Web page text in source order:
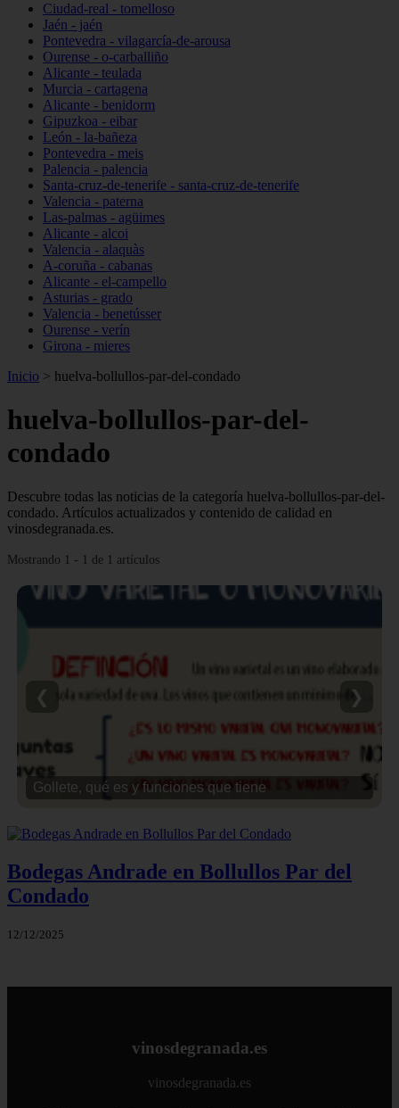
Ciudad-real - tomelloso
Jaén - jaén
Pontevedra - vilagarcía-de-arousa
Ourense - o-carballiño
Alicante - teulada
Murcia - cartagena
Alicante - benidorm
Gipuzkoa - eibar
León - la-bañeza
Pontevedra - meis
Palencia - palencia
Santa-cruz-de-tenerife - santa-cruz-de-tenerife
Valencia - paterna
Las-palmas - agüimes
Alicante - alcoi
Valencia - alaquàs
A-coruña - cabanas
Alicante - el-campello
Asturias - grado
Valencia - benetússer
Ourense - verín
Girona - mieres
Inicio > huelva-bollullos-par-del-condado
huelva-bollullos-par-del-
condado
Descubre todas las noticias de la categoría huelva-bollullos-par-del-
condado. Artículos actualizados y contenido de calidad en
vinosdegranada.es.
Mostrando 1 - 1 de 1 artículos
Gollete, qué es y funciones que tiene
❮ ❯
Bodegas Andrade en Bollullos Par del
Condado
12/12/2025
vinosdegranada.es
vinosdegranada.es